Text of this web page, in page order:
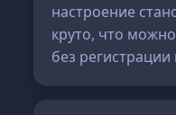
настроение
круто, что
без